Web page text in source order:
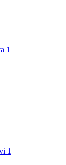
1
1